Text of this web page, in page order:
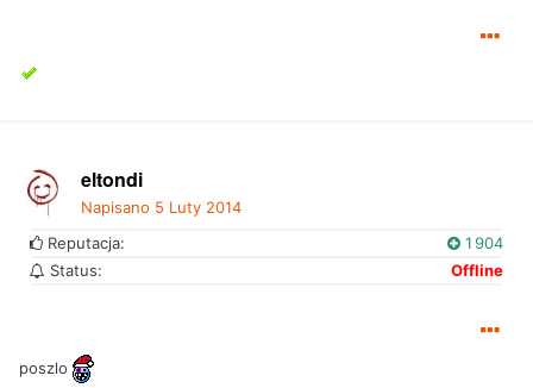
eltondi
Napisano 5 Luty 2014
Reputacja:
1 904
Status:
Offline
poszlo